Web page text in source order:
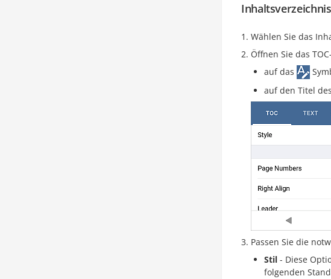
Wählen Sie das
Öffnen Sie das
auf das
auf den Titel
Passen Sie die
Stil - Diese
folgenden